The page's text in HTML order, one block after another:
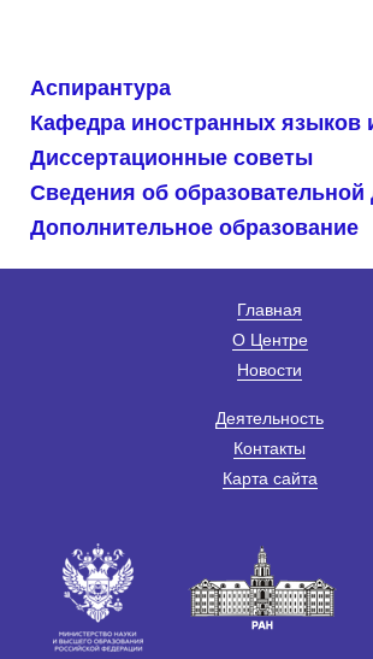
Аспирантура
Кафедра иностранных
Диссертационные советы
Сведения об образовательной
Дополнительное образование
Главная
О Центре
Новости
Деятельность
Контакты
Карта сайта